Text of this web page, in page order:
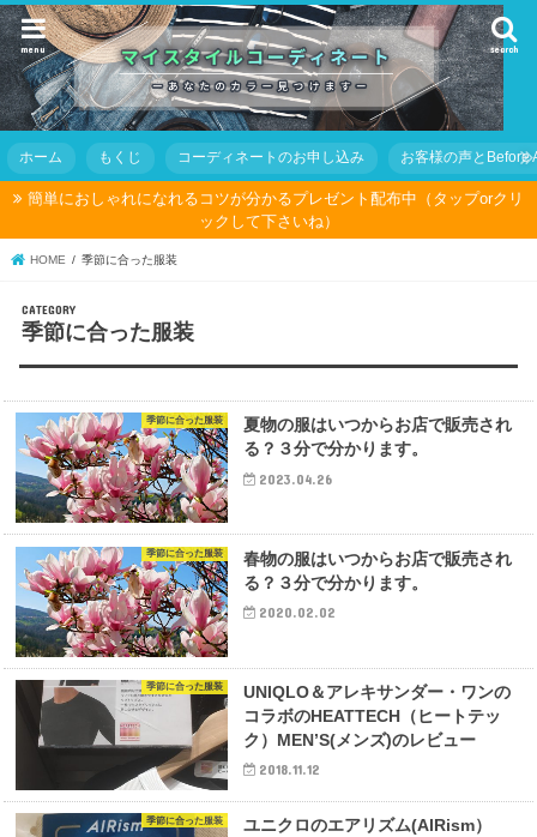
search
menu
ホーム もくじ コーディネートのお申し込み お客様の声とBefore
簡単におしゃれになれるコツが分かるプレゼント配布中（タップorクリ
ックして下さいね）
HOME 季節に合った服装
季節に合った服装
季節に合った服装
夏物の服はいつからお店で販売され
る？３分で分かります。
2023.04.26
季節に合った服装
春物の服はいつからお店で販売され
る？３分で分かります。
2020.02.02
季節に合った服装
UNIQLO＆アレキサンダー・ワンの
コラボのHEATTECH（ヒートテッ
ク）MEN’S(メンズ)のレビュー
2018.11.12
季節に合った服装
ユニクロのエアリズム(AIRism）